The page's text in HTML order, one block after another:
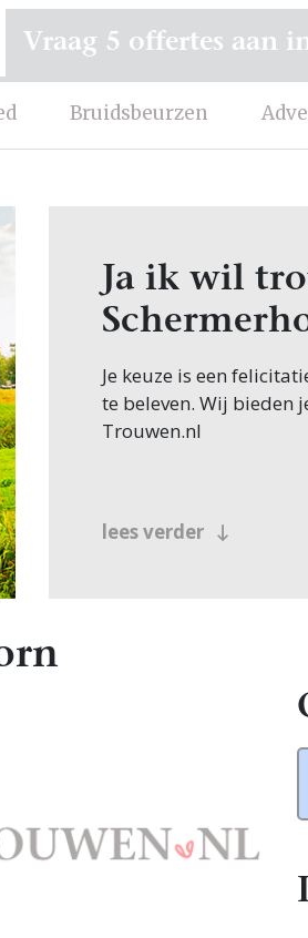
Bruidsbeurzen
Vraag 5 offertes aan
Ja ik wil
Je keuze is een
te beleven. Wij bieden
Trouwen.nl
lees verder